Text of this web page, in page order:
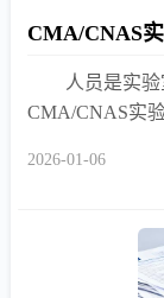
人员是实
CMA/CNAS实
范围风险。
2026-01-06